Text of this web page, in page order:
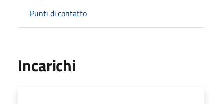
Punti di contatto
Incarichi